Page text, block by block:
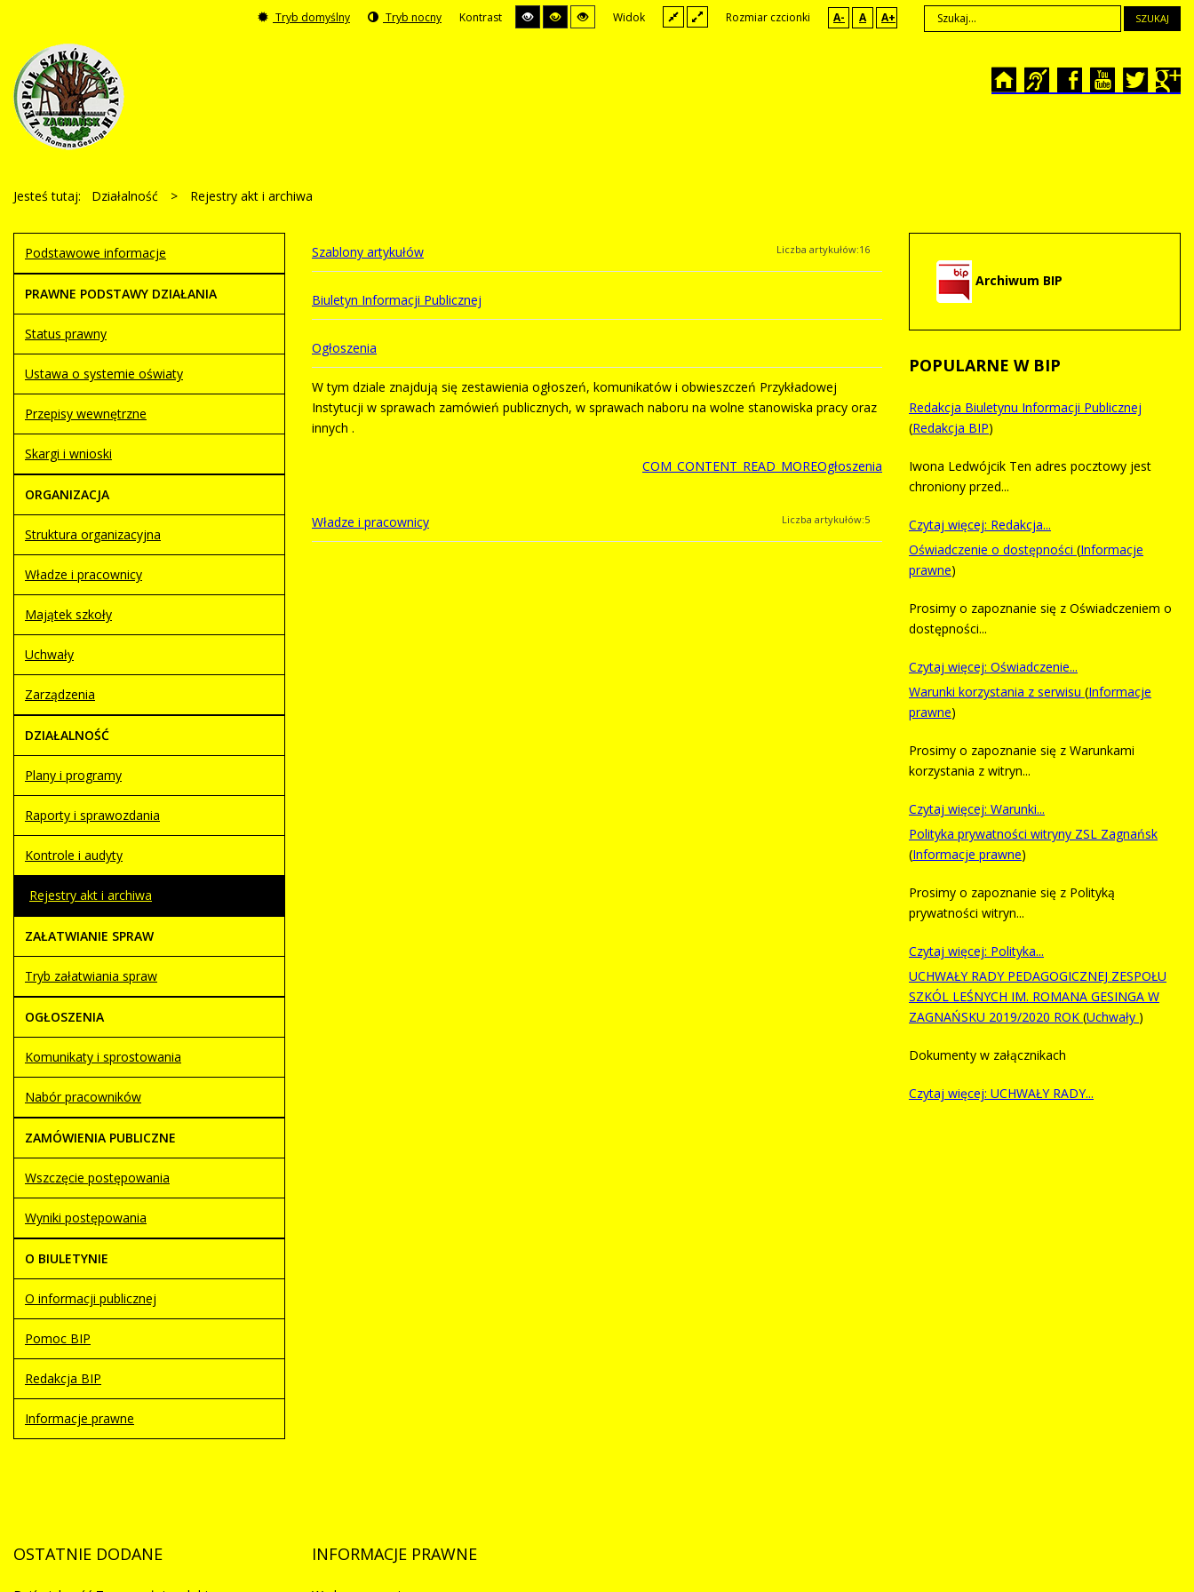
Tryb domyślny Tryb nocny Kontrast Widok Rozmiar czcionki A- A A+ SZUKAJ
Jesteś tutaj: Działalność > Rejestry akt i archiwa
Szablony artykułów Liczba artykułów:16
Biuletyn Informacji Publicznej
Ogłoszenia
W tym dziale znajdują się zestawienia ogłoszeń, komunikatów i obwieszczeń Przykładowej
Instytucji w sprawach zamówień publicznych, w sprawach naboru na wolne stanowiska pracy oraz
innych .
COM_CONTENT_READ_MOREOgłoszenia
Władze i pracownicy Liczba artykułów:5
Podstawowe informacje
PRAWNE PODSTAWY DZIAŁANIA
Status prawny
Ustawa o systemie oświaty
Przepisy wewnętrzne
Skargi i wnioski
ORGANIZACJA
Struktura organizacyjna
Władze i pracownicy
Majątek szkoły
Uchwały
Zarządzenia
DZIAŁALNOŚĆ
Plany i programy
Raporty i sprawozdania
Kontrole i audyty
Rejestry akt i archiwa
ZAŁATWIANIE SPRAW
Tryb załatwiania spraw
OGŁOSZENIA
Komunikaty i sprostowania
Nabór pracowników
ZAMÓWIENIA PUBLICZNE
Wszczęcie postępowania
Wyniki postępowania
O BIULETYNIE
O informacji publicznej
Pomoc BIP
Redakcja BIP
Informacje prawne
Archiwum BIP
POPULARNE W BIP
Redakcja Biuletynu Informacji Publicznej
(Redakcja BIP)
Iwona Ledwójcik Ten adres pocztowy jest
chroniony przed...
Czytaj więcej: Redakcja...
Oświadczenie o dostępności (Informacje
prawne)
Prosimy o zapoznanie się z Oświadczeniem o
dostępności...
Czytaj więcej: Oświadczenie...
Warunki korzystania z serwisu (Informacje
prawne)
Prosimy o zapoznanie się z Warunkami
korzystania z witryn...
Czytaj więcej: Warunki...
Polityka prywatności witryny ZSL Zagnańsk
(Informacje prawne)
Prosimy o zapoznanie się z Polityką
prywatności witryn...
Czytaj więcej: Polityka...
UCHWAŁY RADY PEDAGOGICZNEJ ZESPOŁU
SZKÓL LEŚNYCH IM. ROMANA GESINGA W
ZAGNAŃSKU 2019/2020 ROK (Uchwały )
Dokumenty w załącznikach
Czytaj więcej: UCHWAŁY RADY...
OSTATNIE DODANE INFORMACJE PRAWNE